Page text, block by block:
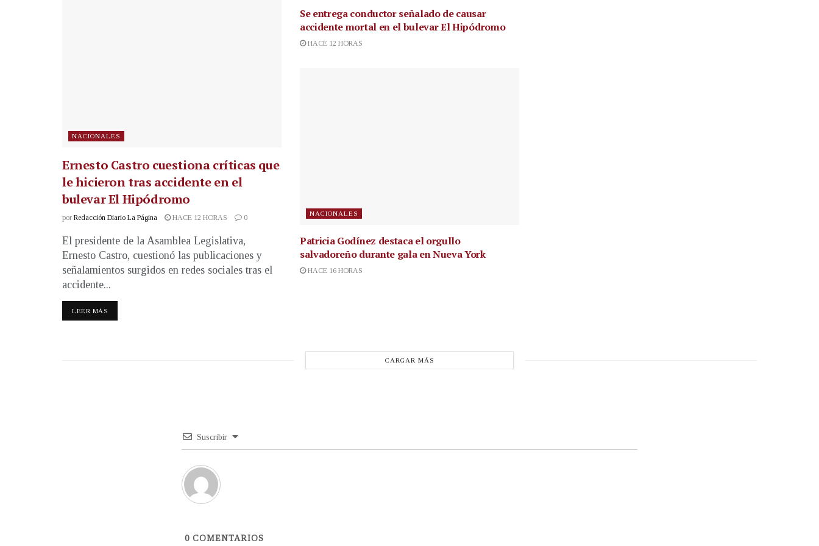
NACIONALES
Ernesto Castro cuestiona críticas que
le hicieron tras accidente en el
bulevar El Hipódromo
por Redacción Diario La Página HACE 12 HORAS 0
El presidente de la Asamblea Legislativa,
Ernesto Castro, cuestionó las publicaciones y
señalamientos surgidos en redes sociales tras el
accidente...
LEER MÁS
Se entrega conductor señalado de causar
accidente mortal en el bulevar El Hipódromo
HACE 12 HORAS
NACIONALES
Patricia Godínez destaca el orgullo
salvadoreño durante gala en Nueva York
HACE 16 HORAS
CARGAR MÁS
Suscribir
0 COMENTARIOS